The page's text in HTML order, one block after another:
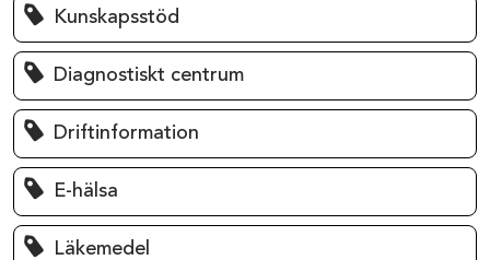
Kunskapsstöd
Diagnostiskt centrum
Driftinformation
E-hälsa
Läkemedel